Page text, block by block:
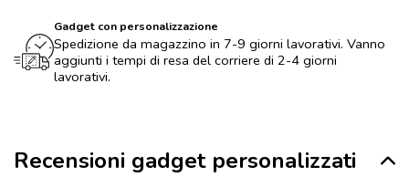
Gadget con personalizzazione
Spedizione da magazzino in 7-9 giorni lavorativi. Vanno
aggiunti i tempi di resa del corriere di 2-4 giorni
lavorativi.
Recensioni gadget personalizzati